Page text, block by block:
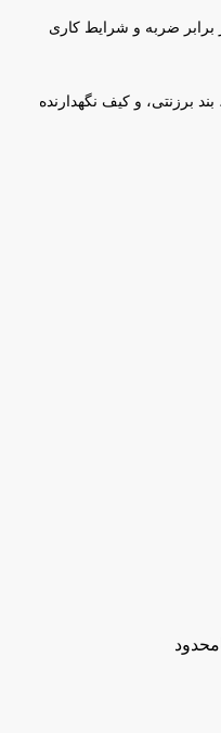
ضربه و شرایط کاری
برزنتی، و کیف نگهدارنده